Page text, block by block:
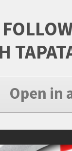
Open in